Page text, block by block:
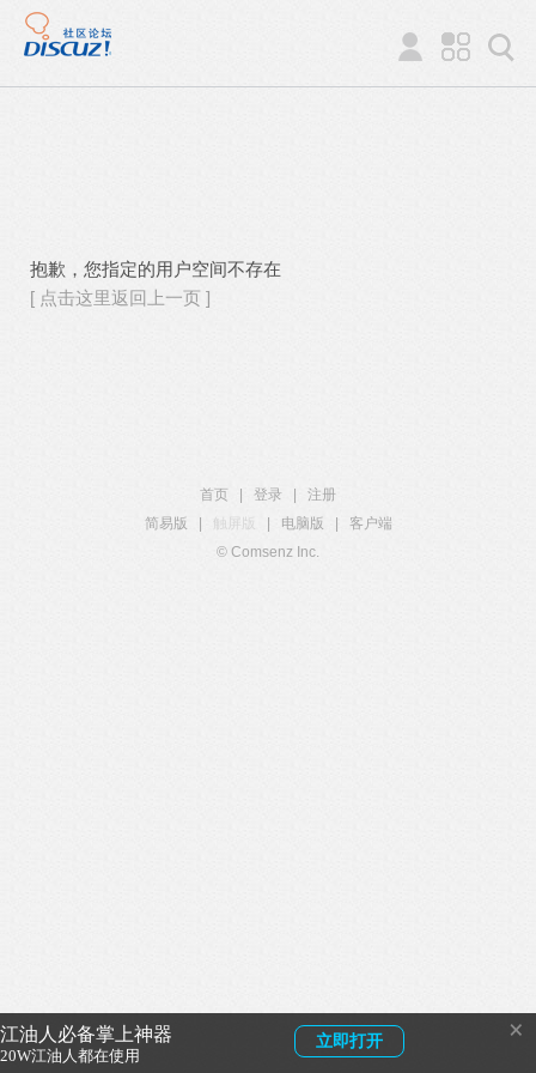
江油人必备掌上神器
20W江油人都在使用
立即打开 ×
抱歉，您指定的用户空间不存在
[ 点击这里返回上一页 ]
首页 登录
注册
简易版
触屏版 电脑版
客户端
© Comsenz Inc.